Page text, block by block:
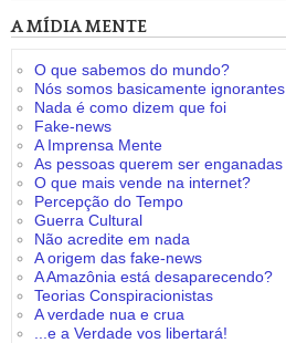
A MÍDIA MENTE
O que sabemos do mundo?
Nós somos basicamente ignorantes
Nada é como dizem que foi
Fake-news
A Imprensa Mente
As pessoas querem ser enganadas
O que mais vende na internet?
Percepção do Tempo
Guerra Cultural
Não acredite em nada
A origem das fake-news
A Amazônia está desaparecendo?
Teorias Conspiracionistas
A verdade nua e crua
...e a Verdade vos libertará!